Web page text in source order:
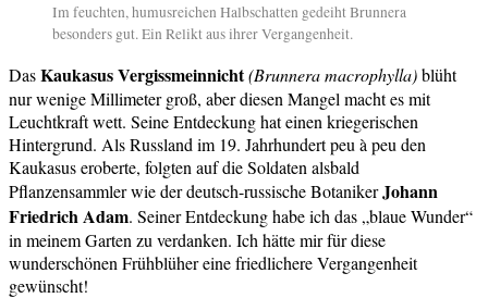
Im feuchten, humusreichen Halbschatten gedeiht Brunnera
besonders gut. Ein Relikt aus ihrer Vergangenheit.
DasKaukasus Vergissmeinnicht(Brunnera macrophylla)blüht
nur wenige Millimeter groß, aber diesen Mangel macht es mit
Leuchtkraft wett. Seine Entdeckung hat einen kriegerischen
Hintergrund. Als Russland im 19. Jahrhundert peu à peu den
Kaukasus eroberte, folgten auf die Soldaten alsbald
Pflanzensammler wie der deutsch-russische BotanikerJohann
Friedrich Adam. Seiner Entdeckung habe ich das „blaue Wunder“
in meinem Garten zu verdanken. Ich hätte mir für diese
wunderschönen Frühblüher eine friedlichere Vergangenheit
gewünscht!